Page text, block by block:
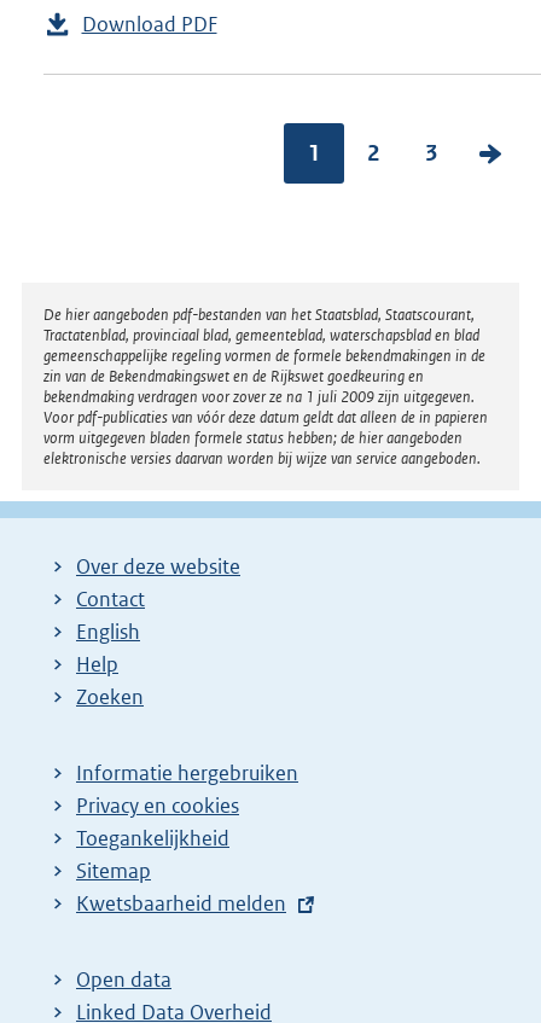
Download PDF
1 2 3
V
g
Disclaimer
De hier aangeboden pdf-bestanden van het Staatsblad, Staatscourant,
Tractatenblad, provinciaal blad, gemeenteblad, waterschapsblad en blad
gemeenschappelijke regeling vormen de formele bekendmakingen in de
zin van de Bekendmakingswet en de Rijkswet goedkeuring en
bekendmaking verdragen voor zover ze na 1 juli 2009 zijn uitgegeven.
Voor pdf-publicaties van vóór deze datum geldt dat alleen de in papieren
vorm uitgegeven bladen formele status hebben; de hier aangeboden
elektronische versies daarvan worden bij wijze van service aangeboden.
Over deze website
Contact
English
Help
Zoeken
Informatie hergebruiken
Privacy en cookies
Toegankelijkheid
Sitemap
E
t
e
Kwetsbaarheid melden
Open data
Linked Data Overheid